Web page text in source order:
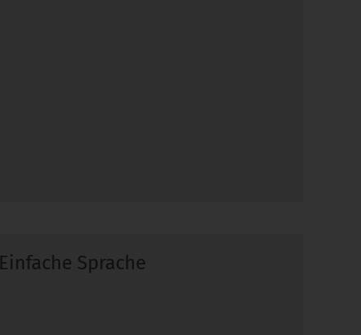
Einfache Sprache